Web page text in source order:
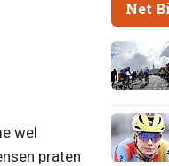
wel
praten
Net